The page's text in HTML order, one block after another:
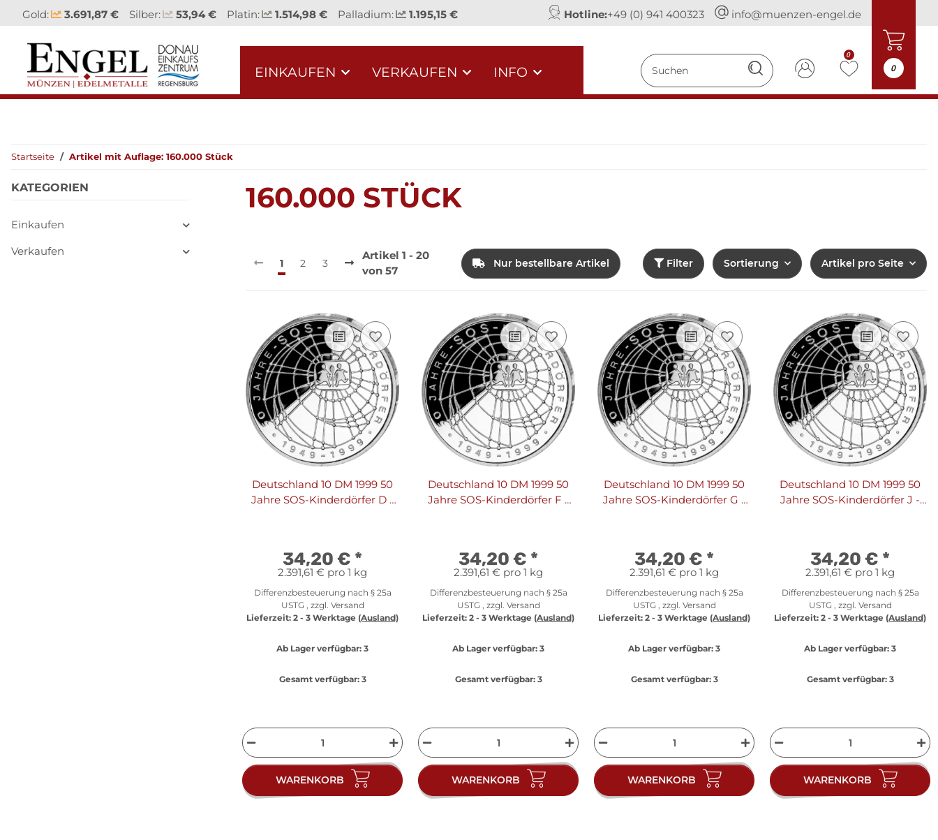
Gold: 3.691,87 € Silber: 53,94 € Platin: 1.514,98 € Palladium: 1.195,15 € Hotline:+49 (0) 941 400323 info@muenzen-engel.de
0
0
EINKAUFEN VERKAUFEN INFO
Startseite Artikel mit Auflage: 160.000 Stück
160.000 STÜCK
Nur bestellbare Artikel Filter Sortierung Artikel pro Seite
Artikel 1 - 20
von 57
1 2 3
Deutschland 10 DM 1999 50
Jahre SOS-Kinderdörfer D -
34,20 € *
2.391,61 € pro 1 kg
Differenzbesteuerung nach § 25a
USTG , zzgl. Versand
Lieferzeit: 2 - 3 Werktage (Ausland)
Ab Lager verfügbar: 3
Gesamt verfügbar:3
WARENKORB
Deutschland 10 DM 1999 50
Jahre SOS-Kinderdörfer F -
34,20 € *
2.391,61 € pro 1 kg
Differenzbesteuerung nach § 25a
USTG , zzgl. Versand
Lieferzeit: 2 - 3 Werktage (Ausland)
Ab Lager verfügbar: 3
Gesamt verfügbar:3
WARENKORB
Deutschland 10 DM 1999 50
Jahre SOS-Kinderdörfer G -
34,20 € *
2.391,61 € pro 1 kg
Differenzbesteuerung nach § 25a
USTG , zzgl. Versand
Lieferzeit: 2 - 3 Werktage (Ausland)
Ab Lager verfügbar: 3
Gesamt verfügbar:3
WARENKORB
Deutschland 10 DM 1999 50
Jahre SOS-Kinderdörfer J -
34,20 € *
2.391,61 € pro 1 kg
Differenzbesteuerung nach § 25a
USTG , zzgl. Versand
Lieferzeit: 2 - 3 Werktage (Ausland)
Ab Lager verfügbar: 3
Gesamt verfügbar:3
WARENKORB
KATEGORIEN
Einkaufen
Verkaufen